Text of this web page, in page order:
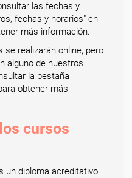
las fechas y
fechas y horarios" en
más información.
se realizarán online, pero
alguno de nuestros
la pestaña
obtener más
cursos
un diploma acreditativo